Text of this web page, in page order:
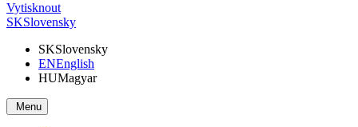
Vytisknout
SKSlovensky
SKSlovensky
ENEnglish
HUMagyar
Menu